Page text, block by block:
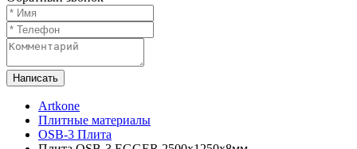
Написать
Artkone
Плитные материалы
OSB-3 Плита